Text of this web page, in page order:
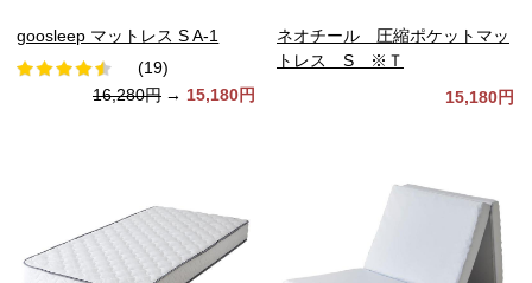
goosleep マットレス S A-1
(19)
16,280円 → 15,180円
ネオチール 圧縮ポケットマッ
トレス S ※Ｔ
15,180円